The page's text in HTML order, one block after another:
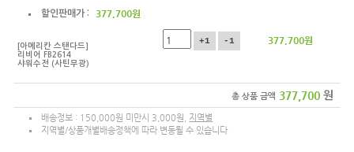
할인판매가 : 377,700원
[아메리칸 스탠다드]
리비어 FB2614
샤워수전 (사틴무광)
+1 -1 377,700원
총 상품 금액 377,700 원
배송정보 : 150,000원 미만시 3,000원, 지역별
지역별/상품개별배송정책에 따라 변동될 수 있습니다